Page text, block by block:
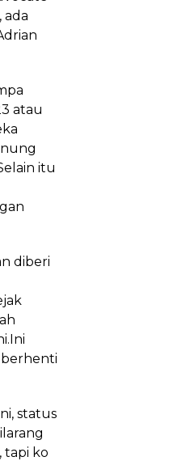
ada
atau
itu
diberi
berhenti
status
tapi ko